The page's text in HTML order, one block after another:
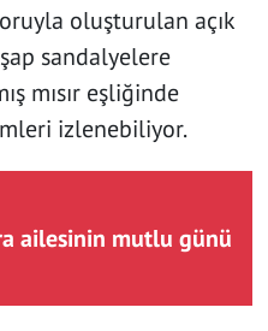
oluşturulan açık
sandalyelere
mısır eşliğinde
izlenebiliyor.
ailesinin mutlu günü